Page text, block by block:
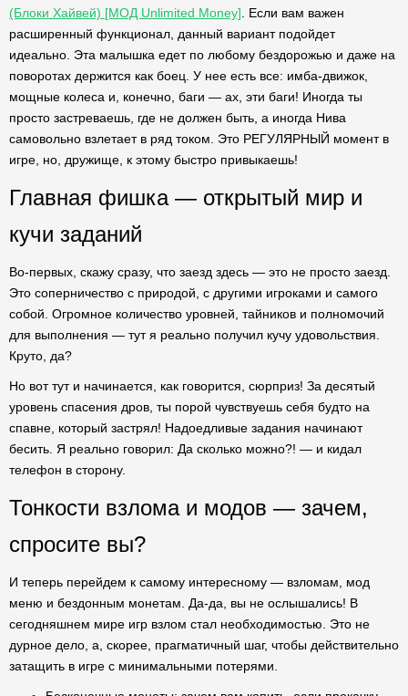
(Блоки Хайвей) [МОД Unlimited Money] . Если вам важен
расширенный функционал, данный вариант подойдет
идеально. Эта малышка едет по любому бездорожью и даже на
поворотах держится как боец. У нее есть все: имба-движок,
мощные колеса и, конечно, баги — ах, эти баги! Иногда ты
просто застреваешь, где не должен быть, а иногда Нива
самовольно взлетает в ряд током. Это РЕГУЛЯРНЫЙ момент в
игре, но, дружище, к этому быстро привыкаешь!
Главная фишка — открытый мир и
кучи заданий
Во-первых, скажу сразу, что заезд здесь — это не просто заезд.
Это соперничество с природой, с другими игроками и самого
собой. Огромное количество уровней, тайников и полномочий
для выполнения — тут я реально получил кучу удовольствия.
Круто, да?
Но вот тут и начинается, как говорится, сюрприз! За десятый
уровень спасения дров, ты порой чувствуешь себя будто на
спавне, который застрял! Надоедливые задания начинают
бесить. Я реально говорил: Да сколько можно?! — и кидал
телефон в сторону.
Тонкости взлома и модов — зачем,
спросите вы?
И теперь перейдем к самому интересному — взломам, мод
меню и бездонным монетам. Да-да, вы не ослышались! В
сегодняшнем мире игр взлом стал необходимостью. Это не
дурное дело, а, скорее, прагматичный шаг, чтобы действительно
затащить в игре с минимальными потерями.